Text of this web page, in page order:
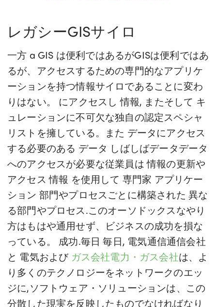
レガシーGISサイロ
一方 a GIS は便利ではあるがGISは便利ではあ
るが、アクセスするための専門的なアプリケ
ーションを持つ情報サイロであることに変わ
りはない。 にアクセスし情報, またそして キ
ュレーションに不可欠な独自の認定スペシャ
リストを擁している。また データにアクセス
する必要のある データ しばしばデータデータ
へのアクセスが必要な従業員は情報の更新や
アクセス 情報 を使用して 専門家 アプリケー
ション 部門やプロセスごとに構築された異な
る部門やプロセス.このオーソドックスなやり
方はもはや通用せず、ビジネスの成功を損な
っている。 成功.毎日 毎日, 電気通信通信会社
と 電気および ガス会社電力・ガス会社は、よ
り多くのテクノロジーをネットワークのエッ
ジに,ソフトウェア・ソリューションは、この
分散した現実を反映したものでなければなり